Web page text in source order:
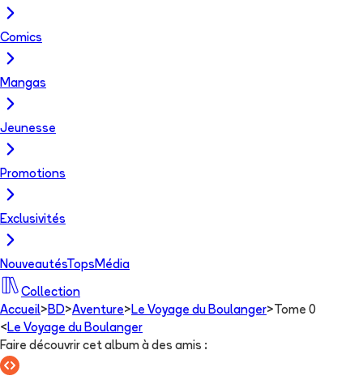
Comics
Mangas
Jeunesse
Promotions
Exclusivités
NouveautésTops Média
Collection
Accueil> BD>Aventure> Le Voyage du Boulanger> Tome 0
< Le Voyage du Boulanger
Faire découvrir cet album à des amis :